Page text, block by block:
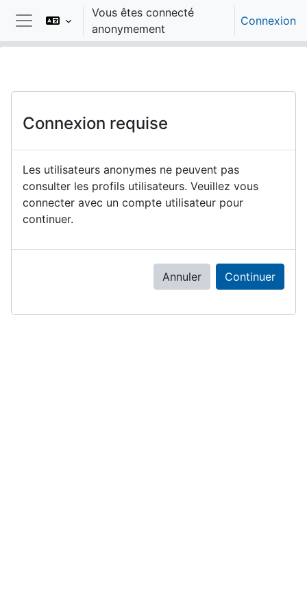
Passer au contenu principal
Panneau latéral
Vous êtes connecté
anonymement
Connexion
Connexion requise
Les utilisateurs anonymes ne peuvent pas
consulter les profils utilisateurs. Veuillez vous
connecter avec un compte utilisateur pour
continuer.
Annuler Continuer